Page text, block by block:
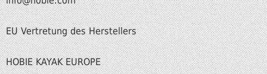
EU Vertretung des Herstellers
HOBIE KAYAK EUROPE